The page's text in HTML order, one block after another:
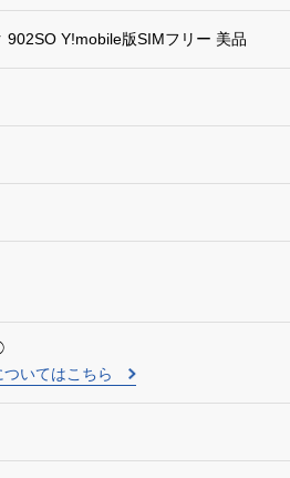
902SO Y!mobile版SIMフリー 美品
いてはこちら